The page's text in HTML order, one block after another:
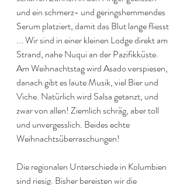
und ein schmerz- und geringshemmendes
Serum platziert, damit das Blut lange fliesst
... Wir sind in einer kleinen Lodge direkt am
Strand, nahe Nuqui an der Pazifikküste.
Am Weihnachtstag wird Asado verspiesen,
danach gibt es laute Musik, viel Bier und
Viche. Natürlich wird Salsa getanzt, und
zwar von allen! Ziemlich schräg, aber toll
und unvergesslich. Beides echte
Weihnachtsüberraschungen!
Die regionalen Unterschiede in Kolumbien
sind riesig. Bisher bereisten wir die